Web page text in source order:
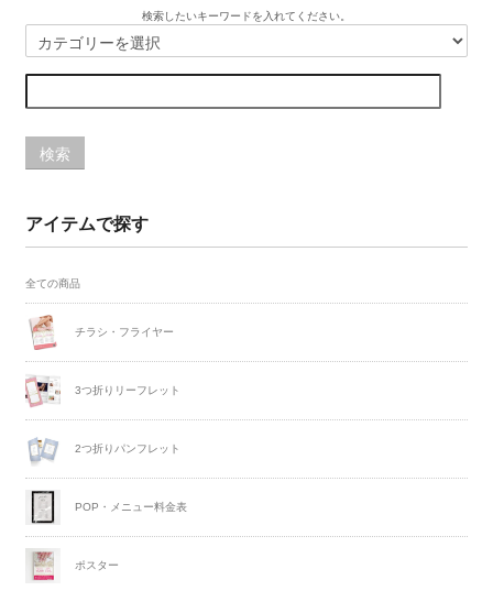
検索したいキーワードを入れてください。
検索
アイテムで探す
全ての商品
チラシ・フライヤー
3つ折りリーフレット
2つ折りパンフレット
POP・メニュー料金表
ポスター